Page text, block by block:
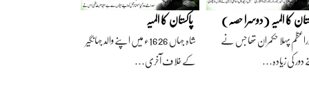
کا المیہ (دوسرا حصہ)
پہلا حکمران تھا جس نے
کی زیادہ…
پاکستان کا المیہ
شاہ جہاں 1626ء میں اپنے والد جہانگیر
کے خلاف آخری…